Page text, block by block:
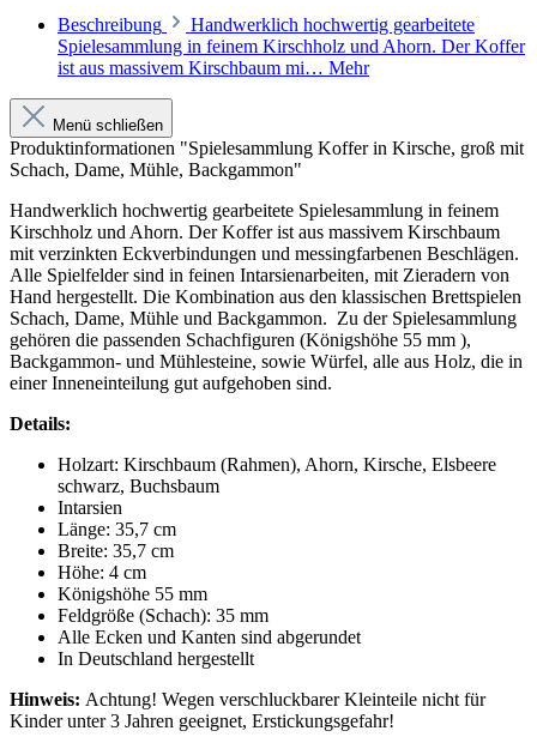
Beschreibung
Handwerklich hochwertig gearbeitete
Spielesammlung in feinem Kirschholz und Ahorn. Der Koffer
ist aus massivem Kirschbaum mi… Mehr
Menü schließen
Produktinformationen "Spielesammlung Koffer in Kirsche, groß mit
Schach, Dame, Mühle, Backgammon"
Handwerklich hochwertig gearbeitete Spielesammlung in feinem
Kirschholz und Ahorn. Der Koffer ist aus massivem Kirschbaum
mit verzinkten Eckverbindungen und messingfarbenen Beschlägen.
Alle Spielfelder sind in feinen Intarsienarbeiten, mit Zieradern von
Hand hergestellt. Die Kombination aus den klassischen Brettspielen
Schach, Dame, Mühle und Backgammon. Zu der Spielesammlung
gehören die passenden Schachfiguren (Königshöhe 55 mm ),
Backgammon- und Mühlesteine, sowie Würfel, alle aus Holz, die in
einer Inneneinteilung gut aufgehoben sind.
Details:
Holzart: Kirschbaum (Rahmen), Ahorn, Kirsche, Elsbeere
schwarz, Buchsbaum
Intarsien
Länge: 35,7 cm
Breite: 35,7 cm
Höhe: 4 cm
Königshöhe 55 mm
Feldgröße (Schach): 35 mm
Alle Ecken und Kanten sind abgerundet
In Deutschland hergestellt
Hinweis: Achtung! Wegen verschluckbarer Kleinteile nicht für
Kinder unter 3 Jahren geeignet, Erstickungsgefahr!